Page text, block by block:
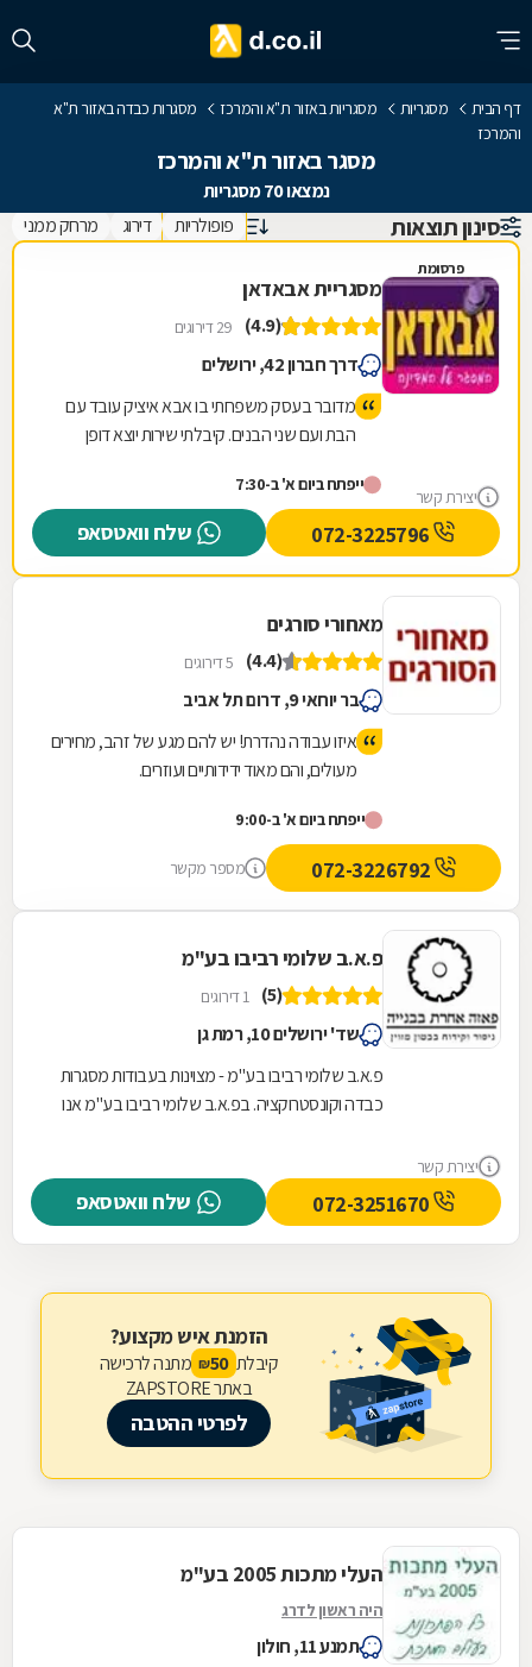
דף הבית מסגריות מסגריות באזור ת"א והמרכז
מסגרות כבדה באזור ת"א
והמרכז
מסגר באזור ת"א והמרכז
נמצאו 70 מסגריות
סינון תוצאות פופולריות דירוג מרחק ממני
פרסומת
יצירת קשר
מסגריית אבאדאן
(4.9) 29 דירוגים
דרך חברון 42, ירושלים
מדובר בעסק משפחתי בו אבא איציק עובד עם
הבת ועם שני הבנים. קיבלתי שירות יוצא דופן
תוך חצי שעה מוצר שביקשתי וזאת ממש בזול.
טיב המוצר מעולה. כמו כן ביקרתי בחנות שלהם
עם מבחר ענק של רהיטי גן ועוד המון דברים
חיוניים. החנות נמצצת ברחוב הרכב 46.
ייפתח ביום א' ב-7:30
שלח וואטסאפ
מאחורי סורגים
(4.4) 5 דירוגים
בר יוחאי 9, דרום תל אביב
איזו עבודה נהדרת! יש להם מגע של זהב, מחירים
מעולים, והם מאוד ידידותיים ועוזרים.
ייפתח ביום א' ב-9:00
מספר מקשר
יצירת קשר
פ.א.ב שלומי רביבו בע"מ
(5) 1 דירוגים
שד' ירושלים 10, רמת גן
פ.א.ב שלומי רביבו בע"מ - מצוינות בעבודות מסגרות
כבדה וקונסטרוקציה. בפ.א.ב שלומי רביבו בע"מ אנו
שלח וואטסאפ
הזמנת איש מקצוע?
קיבלת 50
₪ מתנה לרכישה
באתר ZAPSTORE
לפרטי ההטבה
העלי מתכות 2005 בע"מ
היה ראשון לדרג
תמנע 11, חולון